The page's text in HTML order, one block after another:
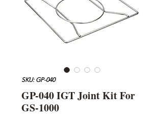
SKU: GP-040
GP-040 IGT Joint Kit For
GS-1000